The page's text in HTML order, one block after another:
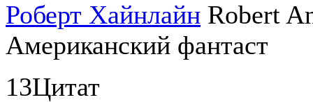
Роберт Хайнлайн Robert
Американский фантаст
13Цитат